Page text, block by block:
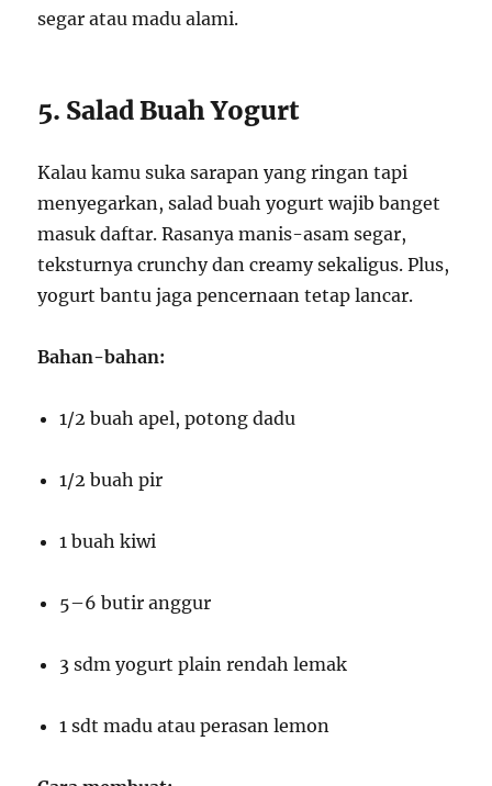
segar atau madu alami.
5. Salad Buah Yogurt
Kalau kamu suka sarapan yang ringan tapi
menyegarkan, salad buah yogurt wajib banget
masuk daftar. Rasanya manis-asam segar,
teksturnya crunchy dan creamy sekaligus. Plus,
yogurt bantu jaga pencernaan tetap lancar.
Bahan-bahan:
1/2 buah apel, potong dadu
1/2 buah pir
1 buah kiwi
5–6 butir anggur
3 sdm yogurt plain rendah lemak
1 sdt madu atau perasan lemon